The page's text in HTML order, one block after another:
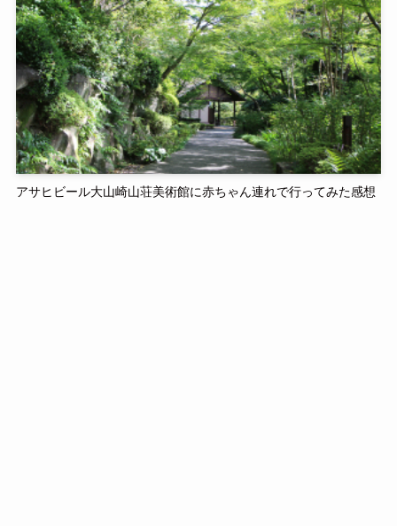
アサヒビール大山崎山荘美術館に赤ちゃん連れで行ってみた感想